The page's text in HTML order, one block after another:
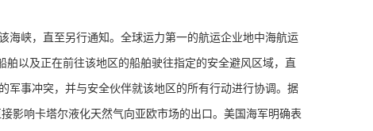
峡，直至另行通知。全球运力第一的航运企业地中海航运
以及正在前往该地区的船舶驶往指定的安全避风区域，直
军事冲突，并与安全伙伴就该地区的所有行动进行协调。据
影响卡塔尔液化天然气向亚欧市场的出口。美国海军明确表